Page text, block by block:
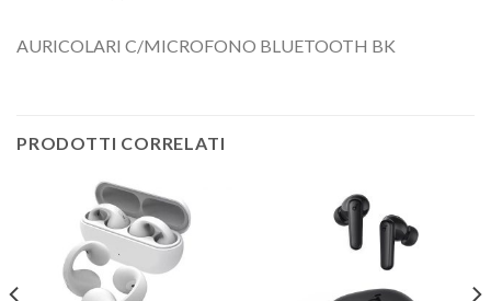
AURICOLARI C/MICROFONO BLUETOOTH BK
PRODOTTI CORRELATI